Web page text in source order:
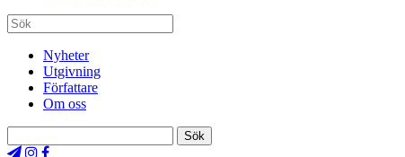
Nyheter
Utgivning
Författare
Om oss